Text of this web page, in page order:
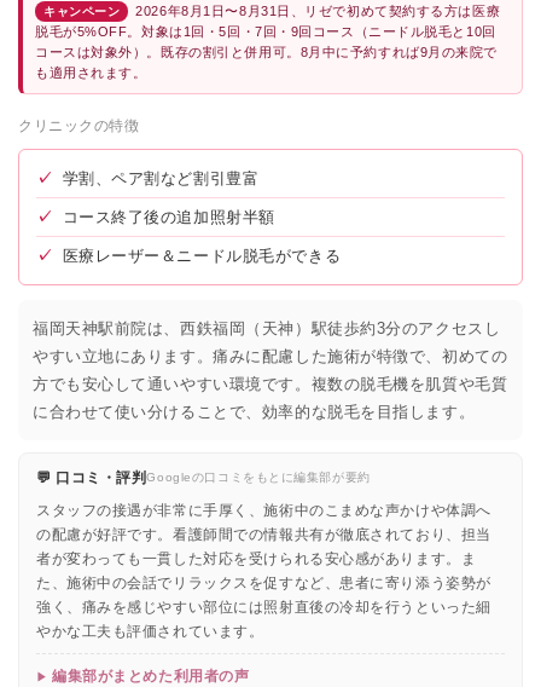
キャンペーン
2026年8月1日〜8月31日、リゼで初めて契約する方は医療
脱毛が5%OFF。対象は1回・5回・7回・9回コース（ニードル脱毛と10回
コースは対象外）。既存の割引と併用可。8月中に予約すれば9月の来院で
も適用されます。
クリニックの特徴
✓ 学割、ペア割など割引豊富
✓ コース終了後の追加照射半額
✓ 医療レーザー＆ニードル脱毛ができる
福岡天神駅前院は、西鉄福岡（天神）駅徒歩約3分のアクセスし
やすい立地にあります。痛みに配慮した施術が特徴で、初めての
方でも安心して通いやすい環境です。複数の脱毛機を肌質や毛質
に合わせて使い分けることで、効率的な脱毛を目指します。
💬 口コミ・評判Googleの口コミをもとに編集部が要約
スタッフの接遇が非常に手厚く、施術中のこまめな声かけや体調へ
の配慮が好評です。看護師間での情報共有が徹底されており、担当
者が変わっても一貫した対応を受けられる安心感があります。ま
た、施術中の会話でリラックスを促すなど、患者に寄り添う姿勢が
強く、痛みを感じやすい部位には照射直後の冷却を行うといった細
やかな工夫も評価されています。
編集部がまとめた利用者の声